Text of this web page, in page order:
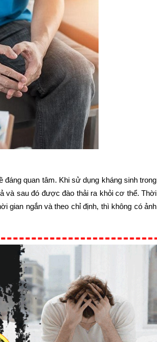
quan tâm. Khi sử dụng kháng sinh trong
và sau đó được đào thải ra khỏi cơ thể. Thời
gian ngắn và theo chỉ định, thì không có ảnh